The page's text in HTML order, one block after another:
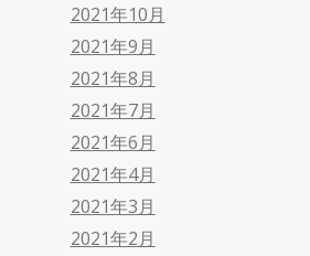
2021年10月
2021年9月
2021年8月
2021年7月
2021年6月
2021年4月
2021年3月
2021年2月